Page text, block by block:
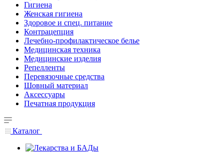
Гигиена
Женская гигиена
Здоровое и спец. питание
Контрацепция
Лечебно-профилактическое белье
Медицинская техника
Медицинские изделия
Репелленты
Перевязочные средства
Шовный материал
Аксессуары
Печатная продукция
Каталог